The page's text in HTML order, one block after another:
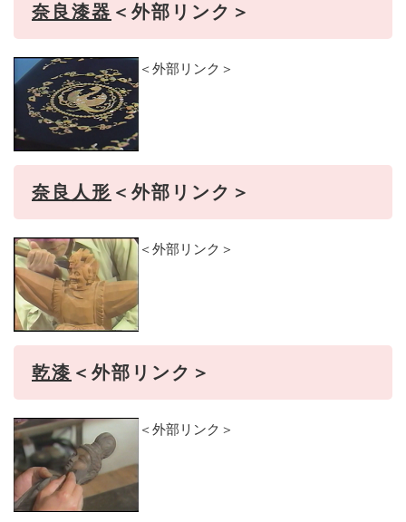
奈良漆器 ＜外部リンク＞
＜外部リンク＞
奈良人形 ＜外部リンク＞
＜外部リンク＞
乾漆 ＜外部リンク＞
＜外部リンク＞